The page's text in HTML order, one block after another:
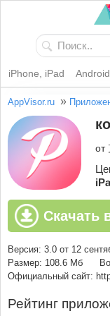
iPhone, iPad Android
AppVisor.ru »
от
Скачать
Версия: 3.0 от 12
Размер: 108.6 Мб
Официальный сайт:
Рейтинг